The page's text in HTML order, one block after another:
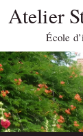
Atelier
École